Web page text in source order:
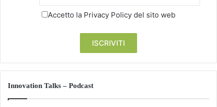
Accetto la Privacy Policy del sito web
Innovation Talks – Podcast